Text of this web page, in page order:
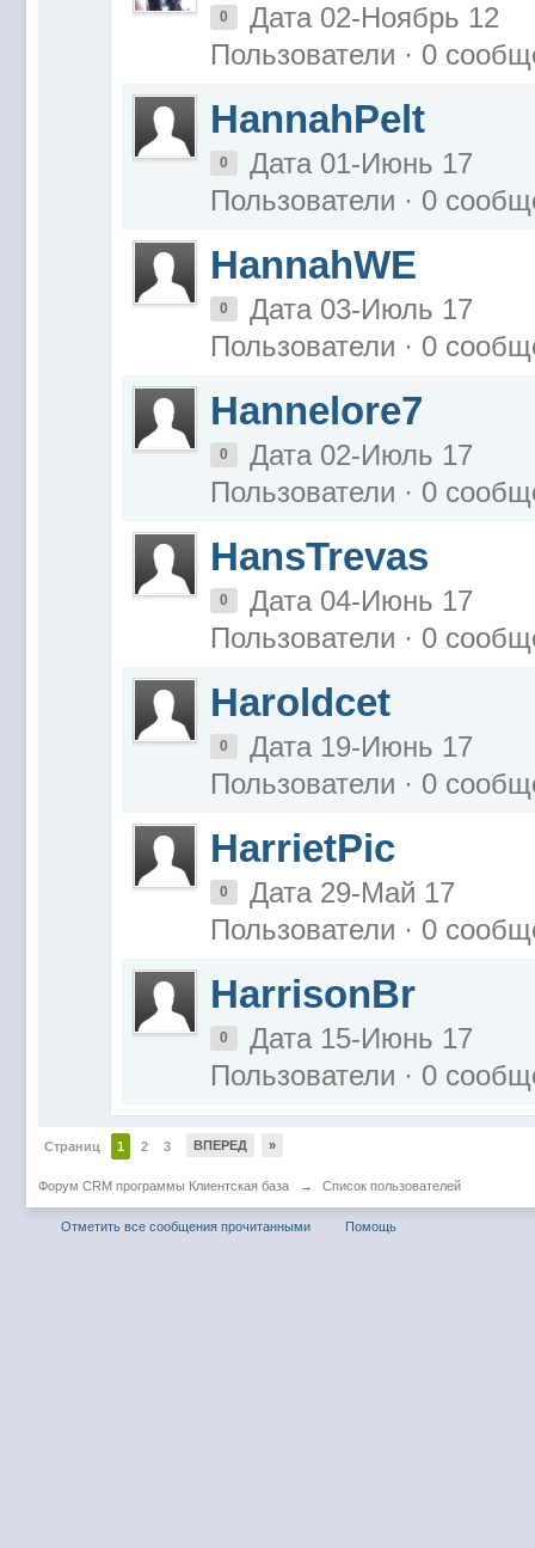
0
Дата 02-Ноябрь 12
Пользователи · 0
HannahPelt
0
Дата 01-Июнь 17
Пользователи · 0
HannahWE
0
Дата 03-Июль 17
Пользователи · 0
Hannelore7
0
Дата 02-Июль 17
Пользователи · 0
HansTrevas
0
Дата 04-Июнь 17
Пользователи · 0
Haroldcet
0
Дата 19-Июнь 17
Пользователи · 0
HarrietPic
0
Дата 29-Май 17
Пользователи · 0
HarrisonBr
0
Дата 15-Июнь 17
Пользователи · 0
Страниц 1 2 3 ВПЕРЕД »
Форум CRM программы Клиентская база → Список пользователей
Отметить все сообщения прочитанными Помощь